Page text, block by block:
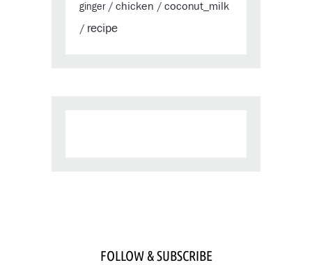
ginger/ chicken / coconut_milk
/ recipe
FOLLOW & SUBSCRIBE